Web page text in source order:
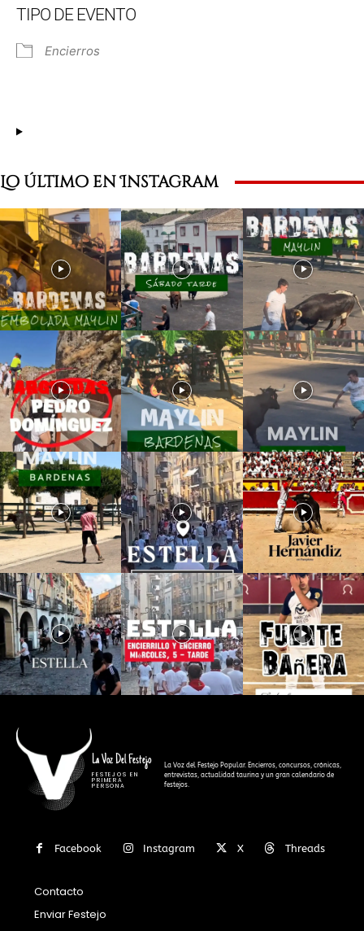
TIPO DE EVENTO
Encierros
Lo último en Instagram
La Voz Del Festejo
FESTEJOS EN
PRIMERA
PERSONA
La Voz del Festejo Popular. Encierros, concursos, crónicas,
entrevistas, actualidad taurina y un gran calendario de
festejos.
Facebook Instagram X Threads
Contacto
Enviar Festejo